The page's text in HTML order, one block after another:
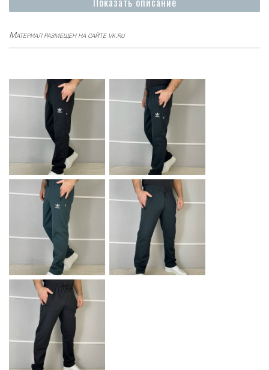
Материал размещен на сайте vk.ru